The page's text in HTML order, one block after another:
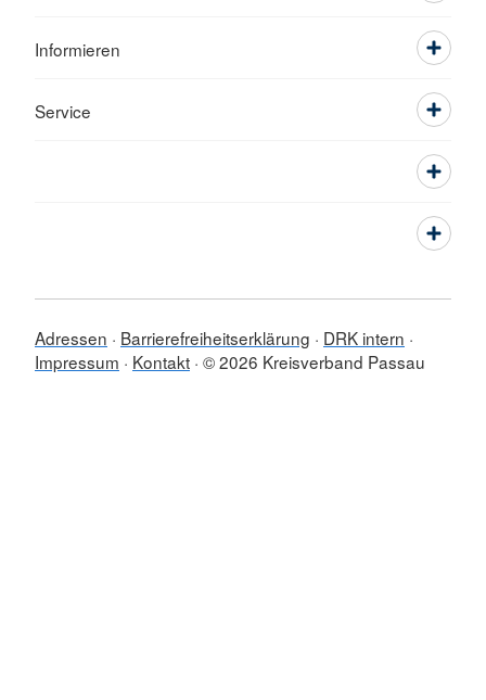
Informieren
Service
Adressen Barrierefreiheitserklärung
DRK intern
Impressum
Kontakt © 2026 Kreisverband Passau